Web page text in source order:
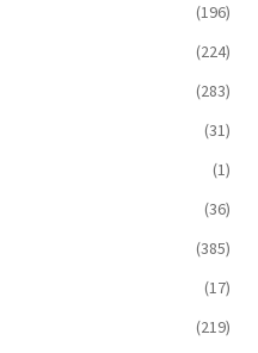
(196)
(224)
(283)
(31)
(1)
(36)
(385)
(17)
(219)